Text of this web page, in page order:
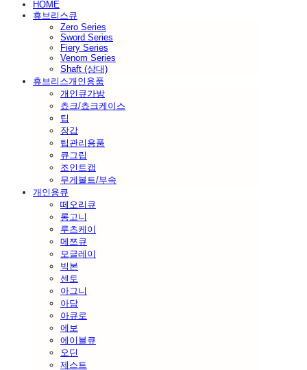
HOME
휴브리스큐
Zero Series
Sword Series
Fiery Series
Venom Series
Shaft (상대)
휴브리스개인용품
개인큐가방
쵸크/쵸크케이스
팁
장갑
팁관리용품
큐그립
조인트캡
무게볼트/부속
개인용큐
떼오리큐
롱고니
루츠케이
메쯔큐
모글레이
빅본
센토
아그니
아담
아큐로
에보
에이블큐
오딘
제스트